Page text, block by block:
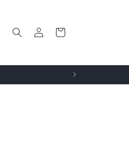
EinloggenWarenkorb